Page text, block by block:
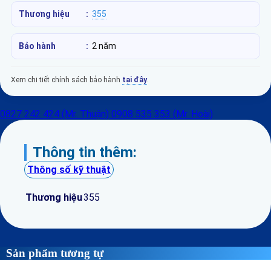
Thương hiệu : 355
Bảo hành : 2 năm
Xem chi tiết chính sách bảo hành tại đây.
0827 242 424 (Mr. Thuận) 0908 535 353 (Mr. Hoài)
Thông tin thêm:
Thông số kỹ thuật
Thương hiệu355
Sản phẩm tương tự